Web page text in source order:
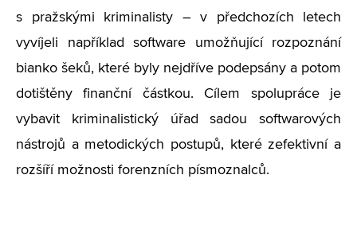
s pražskými kriminalisty – v předchozích letech
vyvíjeli například software umožňující rozpoznání
bianko šeků, které byly nejdříve podepsány a potom
dotištěny finanční částkou. Cílem spolupráce je
vybavit kriminalistický úřad sadou softwarových
nástrojů a metodických postupů, které zefektivní a
rozšíří možnosti forenzních písmoznalců.